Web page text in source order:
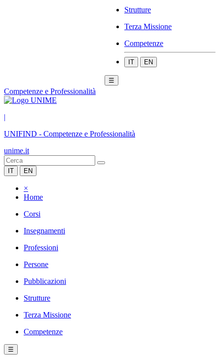
Strutture
Terza Missione
Competenze
IT EN
☰
Competenze e Professionalità
|
UNIFIND - Competenze e Professionalità
unime.it
IT EN
×
Home
Corsi
Insegnamenti
Professioni
Persone
Pubblicazioni
Strutture
Terza Missione
Competenze
☰